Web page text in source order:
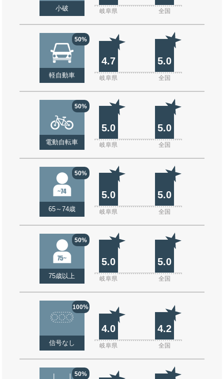
小破 岐阜県 全国
50%
軽自動車
4.7 5.0
岐阜県 全国
50%
電動自転車
5.0 5.0
岐阜県 全国
50%
65～74歳
5.0 5.0
岐阜県 全国
50%
75歳以上
5.0 5.0
岐阜県 全国
100%
信号なし
4.0 4.2
岐阜県 全国
50%